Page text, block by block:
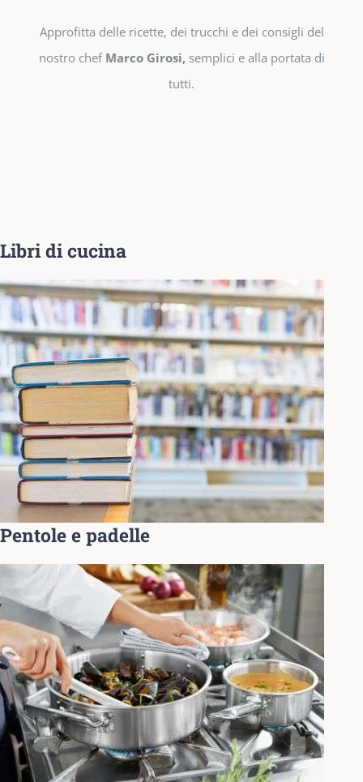
Approfitta delle ricette, dei trucchi e dei consigli del
nostro chef Marco Girosi,semplici e alla portata di
tutti.
Libri di cucina
Pentole e padelle